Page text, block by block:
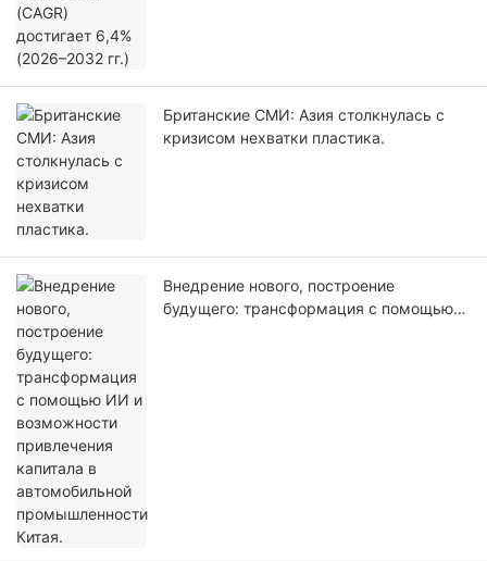
Британские СМИ: Азия столкнулась с
кризисом нехватки пластика.
Внедрение нового, построение
будущего: трансформация с помощью